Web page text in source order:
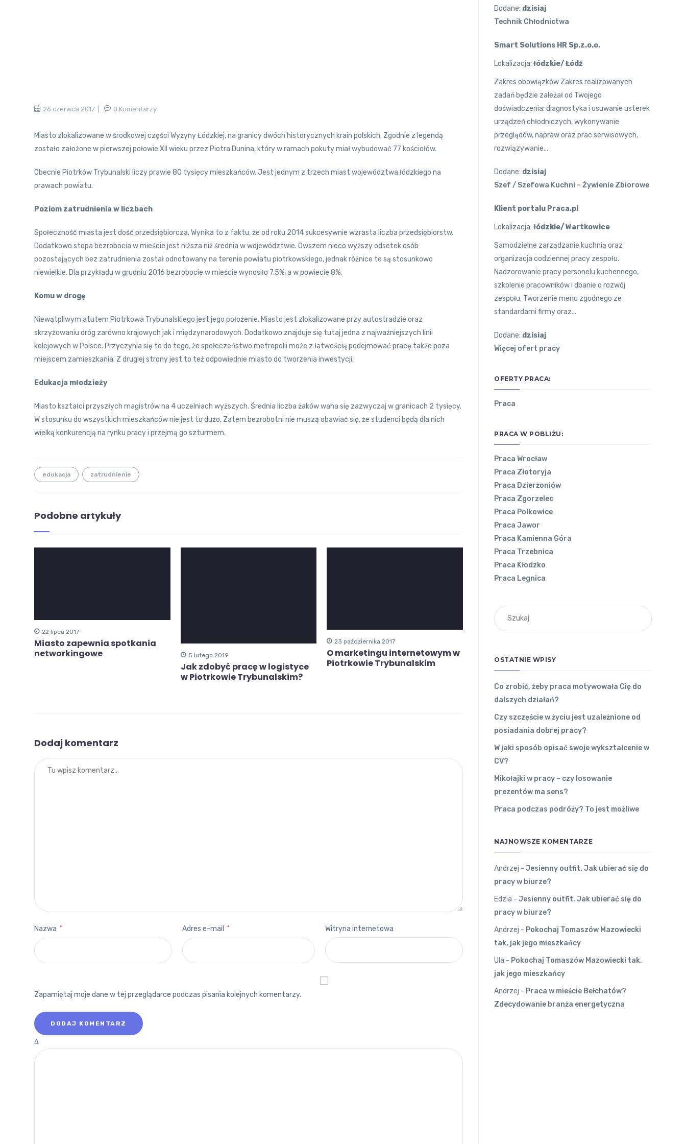
26 czerwca 2017 0 Komentarzy
Miasto zlokalizowane w środkowej części Wyżyny Łódzkiej, na granicy dwóch historycznych krain polskich. Zgodnie z legendą
zostało założone w pierwszej połowie XII wieku przez Piotra Dunina, który w ramach pokuty miał wybudować 77 kościołów.
Obecnie Piotrków Trybunalski liczy prawie 80 tysięcy mieszkańców. Jest jednym z trzech miast województwa łódzkiego na
prawach powiatu.
Poziom zatrudnienia w liczbach
Społeczność miasta jest dość przedsiębiorcza. Wynika to z faktu, że od roku 2014 sukcesywnie wzrasta liczba przedsiębiorstw.
Dodatkowo stopa bezrobocia w mieście jest niższa niż średnia w województwie. Owszem nieco wyższy odsetek osób
pozostających bez zatrudnienia został odnotowany na terenie powiatu piotrkowskiego, jednak różnice te są stosunkowo
niewielkie. Dla przykładu w grudniu 2016 bezrobocie w mieście wynosiło 7,5%, a w powiecie 8%.
Komu w drogę
Niewątpliwym atutem Piotrkowa Trybunalskiego jest jego położenie. Miasto jest zlokalizowane przy autostradzie oraz
skrzyżowaniu dróg zarówno krajowych jak i międzynarodowych. Dodatkowo znajduje się tutaj jedna z najważniejszych linii
kolejowych w Polsce. Przyczynia się to do tego, że społeczeństwo metropolii może z łatwością podejmować pracę także poza
miejscem zamieszkania. Z drugiej strony jest to też odpowiednie miasto do tworzenia inwestycji.
Edukacja młodzieży
Miasto kształci przyszłych magistrów na 4 uczelniach wyższych. Średnia liczba żaków waha się zazwyczaj w granicach 2 tysięcy.
W stosunku do wszystkich mieszkańców nie jest to dużo. Zatem bezrobotni nie muszą obawiać się, że studenci będą dla nich
wielką konkurencją na rynku pracy i przejmą go szturmem.
edukacja zatrudnienie
Podobne artykuły
22 lipca 2017
Miasto zapewnia spotkania
networkingowe
5 lutego 2019
Jak zdobyć pracę w logistyce
w Piotrkowie Trybunalskim?
23 października 2017
O marketingu internetowym w
Piotrkowie Trybunalskim
Dodaj komentarz
Nazwa * Adres e-mail * Witryna internetowa
Zapamiętaj moje dane w tej przeglądarce podczas pisania kolejnych komentarzy.
Δ
Dodane: dzisiaj
Technik Chłodnictwa
Smart Solutions HR Sp.z.o.o.
Lokalizacja:łódzkie/ Łódź
Zakres obowiązków Zakres realizowanych
zadań będzie zależał od Twojego
doświadczenia: diagnostyka i usuwanie usterek
urządzeń chłodniczych, wykonywanie
przeglądów, napraw oraz prac serwisowych,
rozwiązywanie...
Dodane: dzisiaj
Szef / Szefowa Kuchni – Żywienie Zbiorowe
Klient portalu Praca.pl
Lokalizacja:łódzkie/ Wartkowice
Samodzielne zarządzanie kuchnią oraz
organizacja codziennej pracy zespołu.
Nadzorowanie pracy personelu kuchennego,
szkolenie pracowników i dbanie o rozwój
zespołu. Tworzenie menu zgodnego ze
standardami firmy oraz...
Dodane: dzisiaj
Więcej ofert pracy
OFERTY PRACA:
Praca
PRACA W POBLIŻU:
Praca Wrocław
Praca Złotoryja
Praca Dzierżoniów
Praca Zgorzelec
Praca Polkowice
Praca Jawor
Praca Kamienna Góra
Praca Trzebnica
Praca Kłodzko
Praca Legnica
OSTATNIE WPISY
Co zrobić, żeby praca motywowała Cię do
dalszych działań?
Czy szczęście w życiu jest uzależnione od
posiadania dobrej pracy?
W jaki sposób opisać swoje wykształcenie w
CV?
Mikołajki w pracy – czy losowanie
prezentów ma sens?
Praca podczas podróży? To jest możliwe
NAJNOWSZE KOMENTARZE
Andrzej -Jesienny outfit. Jak ubierać się do
pracy w biurze?
Edzia -Jesienny outfit. Jak ubierać się do
pracy w biurze?
Andrzej - Pokochaj Tomaszów Mazowiecki
tak, jak jego mieszkańcy
Ula - Pokochaj Tomaszów Mazowiecki tak,
jak jego mieszkańcy
Andrzej - Praca w mieście Bełchatów?
Zdecydowanie branża energetyczna